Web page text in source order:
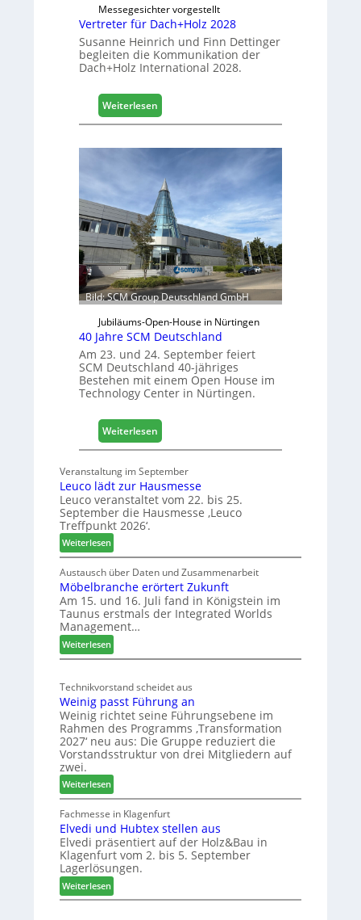
l
e
s
G
e
s
h
f
s
j
a
h
r
Messegesichter vorgestellt
Vertreter für Dach+Holz 2028
Susanne Heinrich und Finn Dettinger
begleiten die Kommunikation der
Dach+Holz International 2028.
Weiterlesen
V
r
r
e
t
e
r
f
ü
r
D
a
c
+
H
o
z
2
2
8
Bild: SCM Group Deutschland GmbH
Jubiläums-Open-House in Nürtingen
40 Jahre SCM Deutschland
Am 23. und 24. September feiert
SCM Deutschland 40-jähriges
Bestehen mit einem Open House im
Technology Center in Nürtingen.
Weiterlesen
4
J
a
h
C
M
D
e
s
h
l
a
n
d
Veranstaltung im September
Leuco lädt zur Hausmesse
Leuco veranstaltet vom 22. bis 25.
September die Hausmesse ‚Leuco
Treffpunkt 2026‘.
Weiterlesen:
L
e
u
c
o
l
ä
d
z
u
r
H
a
u
s
m
e
s
s
e
Austausch über Daten und Zusammenarbeit
Möbelbranche erörtert Zukunft
Am 15. und 16. Juli fand in Königstein im
Taunus erstmals der Integrated Worlds
Management…
Weiterlesen:
M
b
e
l
b
a
n
c
h
e
e
r
ö
r
t
Technikvorstand scheidet aus
Weinig passt Führung an
Weinig richtet seine Führungsebene im
Rahmen des Programms ‚Transformation
2027‘ neu aus: Die Gruppe reduziert die
Vorstandsstruktur von drei Mitgliedern auf
zwei.
Weiterlesen:
W
e
i
n
i
g
p
a
Fachmesse in Klagenfurt
Elvedi und Hubtex stellen aus
Elvedi präsentiert auf der Holz&Bau in
Klagenfurt vom 2. bis 5. September
Lagerlösungen.
Weiterlesen:
E